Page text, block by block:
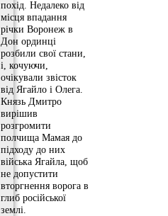
похід. Недалеко від
місця впадання
річки Воронеж в
Дон ординці
розбили свої стани,
і, кочуючи,
очікували звісток
від Ягайло і Олега.
Князь Дмитро
вирішив
розгромити
полчища Мамая до
підходу до них
війська Ягайла, щоб
не допустити
вторгнення ворога в
глиб російської
землі.